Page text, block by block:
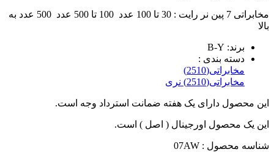
مخابراتی 7 پین نر رایت : 30 تا 100 عدد 100 تا 500 عدد 500 عدد به
بالا
برند: B-Y
دسته بندی :
مخابراتی(2510)
مخابراتی(2510) نری
این محصول دارای یک هفته ضمانت استرداد وجه است.
این یک محصول اورجینال ( اصل ) است.
شناسه محصول : 07AW